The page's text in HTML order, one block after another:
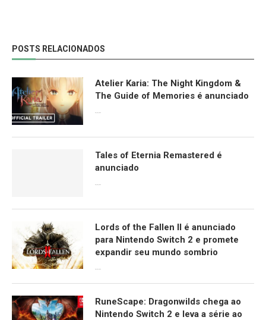
POSTS RELACIONADOS
Atelier Karia: The Night Kingdom &
The Guide of Memories é anunciado
Tales of Eternia Remastered é
anunciado
Lords of the Fallen II é anunciado
para Nintendo Switch 2 e promete
expandir seu mundo sombrio
RuneScape: Dragonwilds chega ao
Nintendo Switch 2 e leva a série ao